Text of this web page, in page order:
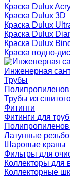
Краска Dulux
Краска Dulux 3D
Краска Dulux
Краска Dulux
Краска Dulux
Краска водно-
Инженерная
Трубы
Трубы из
Фитинги
Фитинги для
Латунные
Шаровые краны
Фильтры для
Коллекторы для
Коллекторные